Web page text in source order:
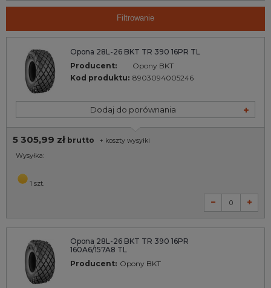
Nośność
Filtrowanie
Opona 28L-26 BKT TR 390 16PR TL
Producent:
Opony BKT
Kod produktu: 8903094005246
Dodaj do porównania
5 305,99 zł brutto + koszty wysyłki
Wysyłka:
1 szt.
Opona 28L-26 BKT TR 390 16PR
160A6/157A8 TL
Producent: Opony BKT